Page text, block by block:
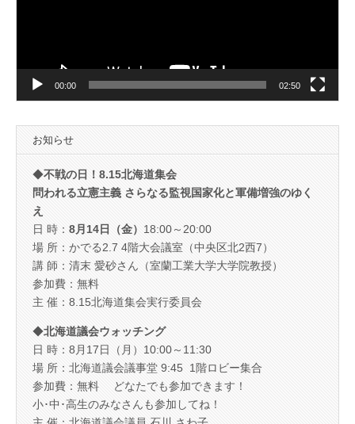
00:00 02:50
お知らせ
◆不戦の日！8.15北海道集会
問われる立憲主義 さらなる監視国家化と軍備増強のゆく
え
日 時： 8月14日（金） 18:00～20:00
場 所：かでる2.7 4階大会議室（中央区北2西7）
講 師：清末 愛砂さん（室蘭工業大学大学院教授）
参加費：無料
主 催：8.15北海道集会実行委員会
◆北海道議会ウォッチング
日 時：8月17日（月）10:00～11:30
場 所：北海道議会議事堂 9:45 1階ロビー集合
参加費：無料 どなたでも参加できます！
小･中･高生のみなさんも参加してね！